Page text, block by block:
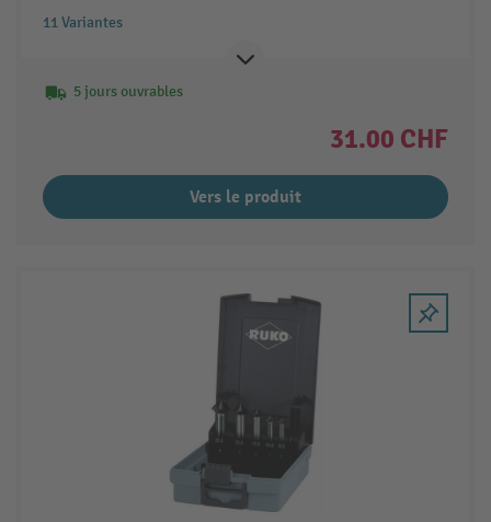
11 Variantes
5 jours ouvrables
31.00 CHF
Vers le produit